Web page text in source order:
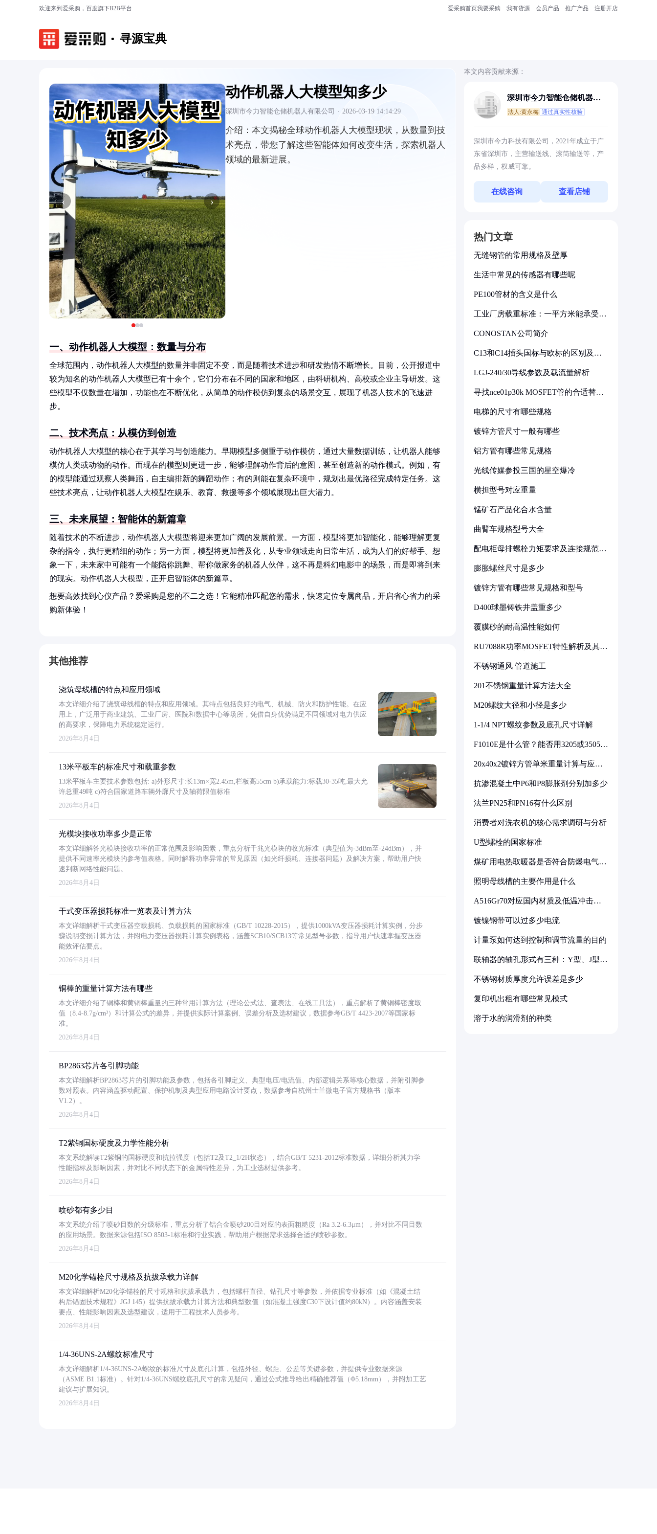
欢迎来到爱采购，百度旗下B2B平台 爱采购首页我要采购 我有货源 会员产品 推广产品 注册开店
寻源宝典
‹ ›
动作机器人大模型知多少
深圳市今力智能仓储机器人有限公司 · 2026-03-19 14:14:29
介绍： 本文揭秘全球动作机器人大模型现状，从数量到技
术亮点，带您了解这些智能体如何改变生活，探索机器人
领域的最新进展。
一、动作机器人大模型：数量与分布
全球范围内，动作机器人大模型的数量并非固定不变，而是随着技术进步和研发热情不断增长。目前，公开报道中
较为知名的动作机器人大模型已有十余个，它们分布在不同的国家和地区，由科研机构、高校或企业主导研发。这
些模型不仅数量在增加，功能也在不断优化，从简单的动作模仿到复杂的场景交互，展现了机器人技术的飞速进
步。
二、技术亮点：从模仿到创造
动作机器人大模型的核心在于其学习与创造能力。早期模型多侧重于动作模仿，通过大量数据训练，让机器人能够
模仿人类或动物的动作。而现在的模型则更进一步，能够理解动作背后的意图，甚至创造新的动作模式。例如，有
的模型能通过观察人类舞蹈，自主编排新的舞蹈动作；有的则能在复杂环境中，规划出最优路径完成特定任务。这
些技术亮点，让动作机器人大模型在娱乐、教育、救援等多个领域展现出巨大潜力。
三、未来展望：智能体的新篇章
随着技术的不断进步，动作机器人大模型将迎来更加广阔的发展前景。一方面，模型将更加智能化，能够理解更复
杂的指令，执行更精细的动作；另一方面，模型将更加普及化，从专业领域走向日常生活，成为人们的好帮手。想
象一下，未来家中可能有一个能陪你跳舞、帮你做家务的机器人伙伴，这不再是科幻电影中的场景，而是即将到来
的现实。动作机器人大模型，正开启智能体的新篇章。
想要高效找到心仪产品？爱采购是您的不二之选！它能精准匹配您的需求，快速定位专属商品，开启省心省力的采
购新体验！
其他推荐
浇筑母线槽的特点和应用领域
本文详细介绍了浇筑母线槽的特点和应用领域。其特点包括良好的电气、机械、防火和防护性能。在应
用上，广泛用于商业建筑、工业厂房、医院和数据中心等场所，凭借自身优势满足不同领域对电力供应
的高要求，保障电力系统稳定运行。
2026年8月4日
13米平板车的标准尺寸和载重参数
13米平板车主要技术参数包括: a)外形尺寸:长13m×宽2.45m,栏板高55cm b)承载能力:标载30-35吨,最大允
许总重49吨 c)符合国家道路车辆外廓尺寸及轴荷限值标准
2026年8月4日
光模块接收功率多少是正常
本文详细解答光模块接收功率的正常范围及影响因素，重点分析千兆光模块的收光标准（典型值为-3dBm至-24dBm），并
提供不同速率光模块的参考值表格。同时解释功率异常的常见原因（如光纤损耗、连接器问题）及解决方案，帮助用户快
速判断网络性能问题。
2026年8月4日
干式变压器损耗标准一览表及计算方法
本文详细解析干式变压器空载损耗、负载损耗的国家标准（GB/T 10228-2015），提供1000kVA变压器损耗计算实例，分步
骤说明变损计算方法，并附电力变压器损耗计算实例表格，涵盖SCB10/SCB13等常见型号参数，指导用户快速掌握变压器
能效评估要点。
2026年8月4日
铜棒的重量计算方法有哪些
本文详细介绍了铜棒和黄铜棒重量的三种常用计算方法（理论公式法、查表法、在线工具法），重点解析了黄铜棒密度取
值（8.4-8.7g/cm³）和计算公式的差异，并提供实际计算案例、误差分析及选材建议，数据参考GB/T 4423-2007等国家标
准。
2026年8月4日
BP2863芯片各引脚功能
本文详细解析BP2863芯片的引脚功能及参数，包括各引脚定义、典型电压/电流值、内部逻辑关系等核心数据，并附引脚参
数对照表。内容涵盖驱动配置、保护机制及典型应用电路设计要点，数据参考自杭州士兰微电子官方规格书（版本
V1.2）。
2026年8月4日
T2紫铜国标硬度及力学性能分析
本文系统解读T2紫铜的国标硬度和抗拉强度（包括T2及T2_1/2H状态），结合GB/T 5231-2012标准数据，详细分析其力学
性能指标及影响因素，并对比不同状态下的金属特性差异，为工业选材提供参考。
2026年8月4日
喷砂都有多少目
本文系统介绍了喷砂目数的分级标准，重点分析了铝合金喷砂200目对应的表面粗糙度（Ra 3.2-6.3μm），并对比不同目数
的应用场景。数据来源包括ISO 8503-1标准和行业实践，帮助用户根据需求选择合适的喷砂参数。
2026年8月4日
M20化学锚栓尺寸规格及抗拔承载力详解
本文详细解析M20化学锚栓的尺寸规格和抗拔承载力，包括螺杆直径、钻孔尺寸等参数，并依据专业标准（如《混凝土结
构后锚固技术规程》JGJ 145）提供抗拔承载力计算方法和典型数值（如混凝土强度C30下设计值约80kN）。内容涵盖安装
要点、性能影响因素及选型建议，适用于工程技术人员参考。
2026年8月4日
1/4-36UNS-2A螺纹标准尺寸
本文详细解析1/4-36UNS-2A螺纹的标准尺寸及底孔计算，包括外径、螺距、公差等关键参数，并提供专业数据来源
（ASME B1.1标准）。针对1/4-36UNS螺纹底孔尺寸的常见疑问，通过公式推导给出精确推荐值（Φ5.18mm），并附加工艺
建议与扩展知识。
2026年8月4日
本文内容贡献来源：
深圳市今力智能仓储机器人
法人:黄永梅 通过真实性核验
深圳市今力科技有限公司，2021年成立于广
东省深圳市，主营输送线、滚筒输送等，产
品多样，权威可靠。
在线咨询 查看店铺
热门文章
无缝钢管的常用规格及壁厚
生活中常见的传感器有哪些呢
PE100管材的含义是什么
工业厂房载重标准：一平方米能承受多
CONOSTAN公司简介
C13和C14插头国标与欧标的区别及其
LGJ-240/30导线参数及载流量解析
寻找nce01p30k MOSFET管的合适替代
电梯的尺寸有哪些规格
镀锌方管尺寸一般有哪些
铝方管有哪些常见规格
光线传媒参投三国的星空爆冷
横担型号对应重量
锰矿石产品化合水含量
曲臂车规格型号大全
配电柜母排螺栓力矩要求及连接规范详
膨胀螺丝尺寸是多少
镀锌方管有哪些常见规格和型号
D400球墨铸铁井盖重多少
覆膜砂的耐高温性能如何
RU7088R功率MOSFET特性解析及其在
不锈钢通风 管道施工
201不锈钢重量计算方法大全
M20螺纹大径和小径是多少
1-1/4 NPT螺纹参数及底孔尺寸详解
F1010E是什么管？能否用3205或3505代
20x40x2镀锌方管单米重量计算与应用
抗渗混凝土中P6和P8膨胀剂分别加多少
法兰PN25和PN16有什么区别
消费者对洗衣机的核心需求调研与分析
U型螺栓的国家标准
煤矿用电热取暖器是否符合防爆电气设
照明母线槽的主要作用是什么
A516Gr70对应国内材质及低温冲击要
镀镍钢带可以过多少电流
计量泵如何达到控制和调节流量的目的
联轴器的轴孔形式有三种：Y型、J型、
不锈钢材质厚度允许误差是多少
复印机出租有哪些常见模式
溶于水的润滑剂的种类